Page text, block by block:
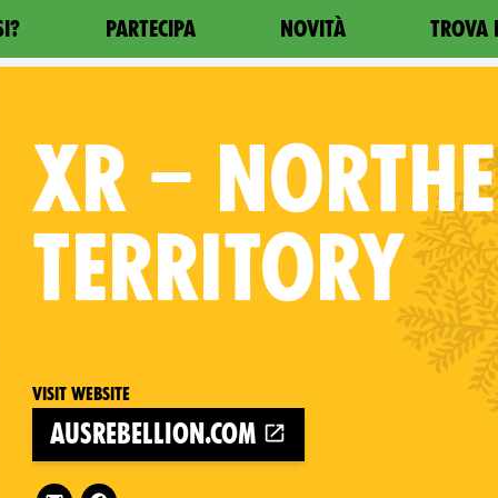
PARTECIPA NOVITÀ TROVA
XR –
TERRITORY
Visit website
ausrebellion.com
Follow XR – Northern Territory on